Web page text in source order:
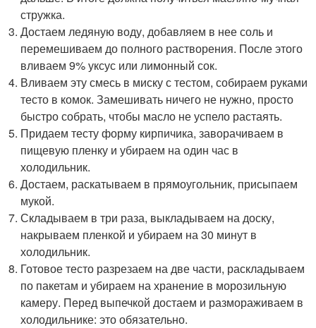
стружка.
Достаем ледяную воду, добавляем в нее соль и
перемешиваем до полного растворения. После этого
вливаем 9% уксус или лимонный сок.
Вливаем эту смесь в миску с тестом, собираем руками
тесто в комок. Замешивать ничего не нужно, просто
быстро собрать, чтобы масло не успело растаять.
Придаем тесту форму кирпичика, заворачиваем в
пищевую пленку и убираем на один час в
холодильник.
Достаем, раскатываем в прямоугольник, присыпаем
мукой.
Складываем в три раза, выкладываем на доску,
накрываем пленкой и убираем на 30 минут в
холодильник.
Готовое тесто разрезаем на две части, раскладываем
по пакетам и убираем на хранение в морозильную
камеру. Перед выпечкой достаем и размораживаем в
холодильнике: это обязательно.